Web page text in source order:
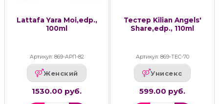
Lattafa Yara Moi,edp.,
100ml
Артикул: 869-АРП-82
Женский
1530.00 руб.
Тестер Kilian Angels'
Share,edp., 110ml
Артикул: 869-ТЕС-70
Унисекс
599.00 руб.